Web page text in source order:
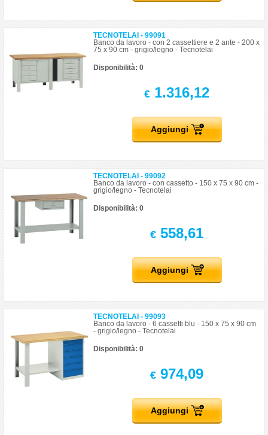
TECNOTELAI - 99091
Banco da lavoro - con 2 cassettiere e 2 ante - 200 x
75 x 90 cm - grigio/legno - Tecnotelai
Disponibilità: 0
€ 1.316,12
Aggiungi
TECNOTELAI - 99092
Banco da lavoro - con cassetto - 150 x 75 x 90 cm -
grigio/legno - Tecnotelai
Disponibilità: 0
€ 558,61
Aggiungi
TECNOTELAI - 99093
Banco da lavoro - 6 cassetti blu - 150 x 75 x 90 cm
- grigio/legno - Tecnotelai
Disponibilità: 0
€ 974,09
Aggiungi